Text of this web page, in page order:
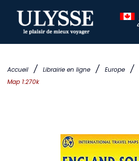
Accueil / Librairie en ligne / Europe /
Map 1:270k